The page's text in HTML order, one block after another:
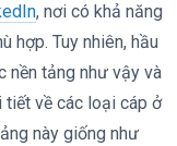
, nơi có khả năng
hợp. Tuy nhiên, hầu
nền tảng như vậy và
tiết về các loại cáp ở
này giống như